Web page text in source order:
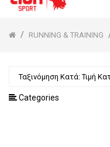
RUNNING & TRAINING
Ταξινόμηση Κατά: Τιμή
Categories